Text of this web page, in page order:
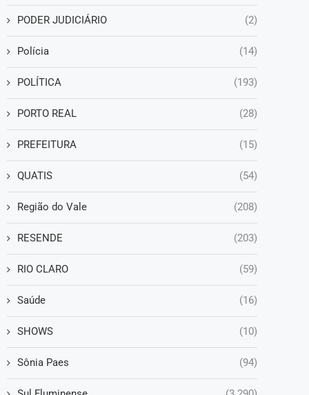
PODER JUDICIÁRIO (2)
Polícia (14)
POLÍTICA (193)
PORTO REAL (28)
PREFEITURA (15)
QUATIS (54)
Região do Vale (208)
RESENDE (203)
RIO CLARO (59)
Saúde (16)
SHOWS (10)
Sônia Paes (94)